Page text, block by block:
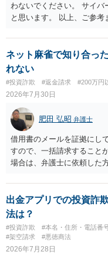
わないでください。 サイバ
と思います。 以上、ご参考
ネット麻雀で知り合っ
れない
#投資詐欺 #返金請求 #200万円
2026年7月30日
肥田 弘昭 弁護士
借用書のメールを証拠にし
すので、一括請求すること
場合は、弁護士に依頼した
さい。
出金アプリでの投資詐
法は？
#投資詐欺 #本名・住所・電話番
#架空請求
#悪徳商法
2026年7月28日